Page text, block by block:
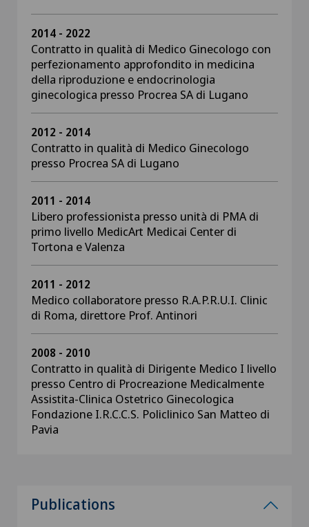
2014 - 2022
Contratto in qualità di Medico Ginecologo con
perfezionamento approfondito in medicina
della riproduzione e endocrinologia
ginecologica presso Procrea SA di Lugano
2012 - 2014
Contratto in qualità di Medico Ginecologo
presso Procrea SA di Lugano
2011 - 2014
Libero professionista presso unità di PMA di
primo livello MedicArt Medicai Center di
Tortona e Valenza
2011 - 2012
Medico collaboratore presso R.A.P.R.U.I. Clinic
di Roma, direttore Prof. Antinori
2008 - 2010
Contratto in qualità di Dirigente Medico I livello
presso Centro di Procreazione Medicalmente
Assistita-Clinica Ostetrico Ginecologica
Fondazione I.R.C.C.S. Policlinico San Matteo di
Pavia
Publications